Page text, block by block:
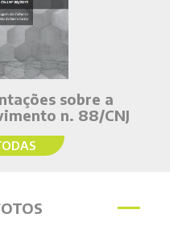
sobre a
n. 88/CNJ